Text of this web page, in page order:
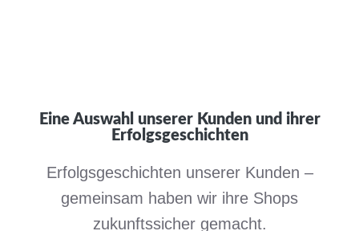
Eine Auswahl unserer Kunden und ihrer
Erfolgsgeschichten
Erfolgsgeschichten unserer Kunden –
gemeinsam haben wir ihre Shops
zukunftssicher gemacht.